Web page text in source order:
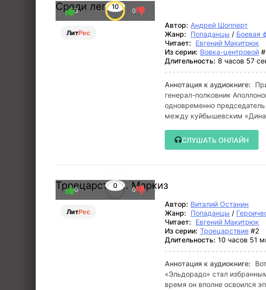
Среди легенд
ЛитРес
10
3 0
Автор: Андрей Шопперт
Жанр:
Попаданцы / Боевая
Читает:
Евгений Макитрюк
Из серии: Вовка-центровой
Длительность: 8 часов 57
Аннотация к аудиокниге:
генерал-полковник
одновременно
между куйбышевским
СЛУШАТЬ ОНЛАЙН
Троецарствие. Маркиз
ЛитРес
0
0 0
Автор: Виталий Останин
Жанр:
Попаданцы /
Читает:
Евгений Макитрюк
Из серии: Троецарствие #2
Длительность: 10 часов 51
Аннотация к аудиокниге:
«Эльдорадо» стал
время он вполне освоился